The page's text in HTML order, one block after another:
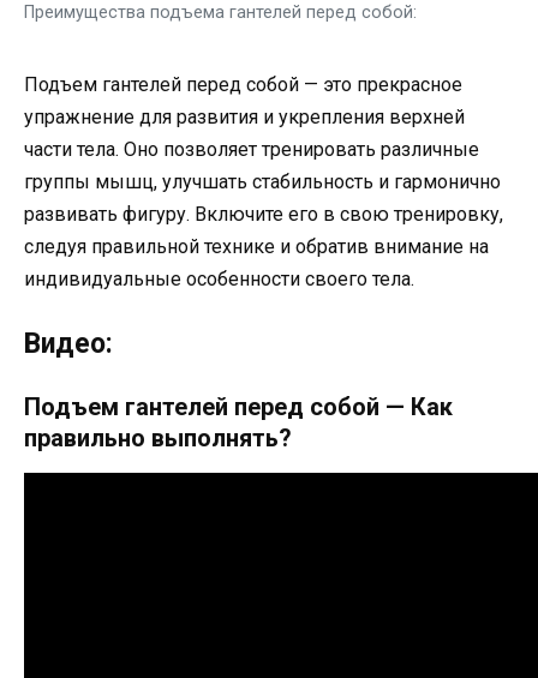
Преимущества подъема гантелей перед собой:
Подъем гантелей перед собой — это прекрасное
упражнение для развития и укрепления верхней
части тела. Оно позволяет тренировать различные
группы мышц, улучшать стабильность и гармонично
развивать фигуру. Включите его в свою тренировку,
следуя правильной технике и обратив внимание на
индивидуальные особенности своего тела.
Видео:
Подъем гантелей перед собой — Как
правильно выполнять?